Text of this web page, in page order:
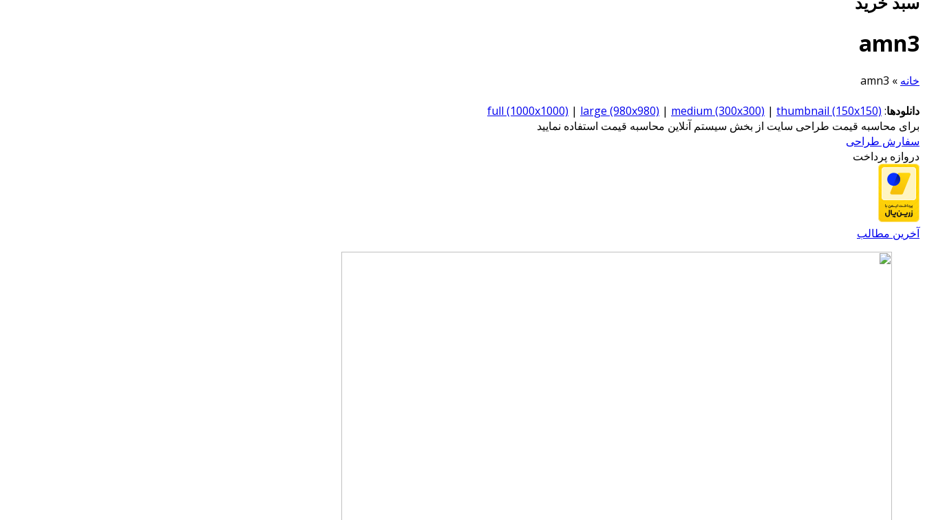
amn3
خانه »
amn3
دانلودها:
full (1000x1000) | large (980x980) | medium (300x300) | thumbnail (150x150)
برای محاسبه قیمت طراحی سایت از بخش سیستم آنلاین محاسبه قیمت استفاده نمایید
سفارش طراحی
دروازه پرداخت
آخرین مطالب